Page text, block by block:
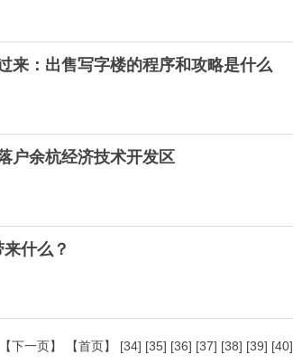
来：出售写字楼的程序和攻略是什么
户余杭经济技术开发区
什么？
【下一页】 【首页】 [34] [35] [36] [37] [38] [39] [40]